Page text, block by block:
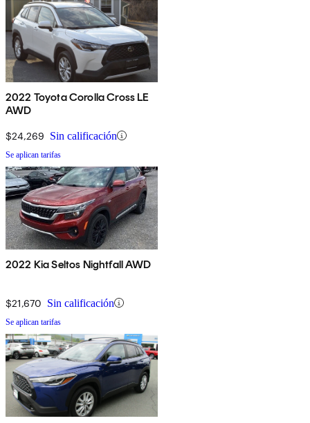
2022 Toyota Corolla Cross LE
AWD
$24,269 Sin calificación
Se aplican tarifas
2022 Kia Seltos Nightfall AWD
$21,670 Sin calificación
Se aplican tarifas